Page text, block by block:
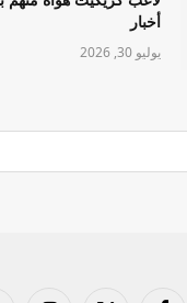
أخبار
يوليو 30, 2026